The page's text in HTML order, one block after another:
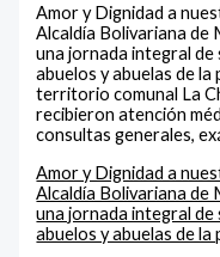
Amor y Dignidad a
Alcaldía Bolivariana de
una jornada integral de
abuelos y abuelas de
territorio comunal La
recibieron atención
consultas generales,
Amor y Dignidad a
Alcaldía Bolivariana de
una jornada integral de
abuelos y abuelas de